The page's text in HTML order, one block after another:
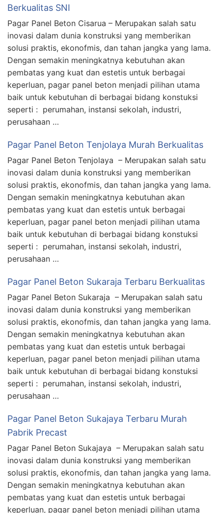
Berkualitas SNI
Pagar Panel Beton Cisarua – Merupakan salah satu
inovasi dalam dunia konstruksi yang memberikan
solusi praktis, ekonofmis, dan tahan jangka yang lama.
Dengan semakin meningkatnya kebutuhan akan
pembatas yang kuat dan estetis untuk berbagai
keperluan, pagar panel beton menjadi pilihan utama
baik untuk kebutuhan di berbagai bidang konstuksi
seperti : perumahan, instansi sekolah, industri,
perusahaan …
Pagar Panel Beton Tenjolaya Murah Berkualitas
Pagar Panel Beton Tenjolaya – Merupakan salah satu
inovasi dalam dunia konstruksi yang memberikan
solusi praktis, ekonofmis, dan tahan jangka yang lama.
Dengan semakin meningkatnya kebutuhan akan
pembatas yang kuat dan estetis untuk berbagai
keperluan, pagar panel beton menjadi pilihan utama
baik untuk kebutuhan di berbagai bidang konstuksi
seperti : perumahan, instansi sekolah, industri,
perusahaan …
Pagar Panel Beton Sukaraja Terbaru Berkualitas
Pagar Panel Beton Sukaraja – Merupakan salah satu
inovasi dalam dunia konstruksi yang memberikan
solusi praktis, ekonofmis, dan tahan jangka yang lama.
Dengan semakin meningkatnya kebutuhan akan
pembatas yang kuat dan estetis untuk berbagai
keperluan, pagar panel beton menjadi pilihan utama
baik untuk kebutuhan di berbagai bidang konstuksi
seperti : perumahan, instansi sekolah, industri,
perusahaan …
Pagar Panel Beton Sukajaya Terbaru Murah
Pabrik Precast
Pagar Panel Beton Sukajaya – Merupakan salah satu
inovasi dalam dunia konstruksi yang memberikan
solusi praktis, ekonofmis, dan tahan jangka yang lama.
Dengan semakin meningkatnya kebutuhan akan
pembatas yang kuat dan estetis untuk berbagai
keperluan, pagar panel beton menjadi pilihan utama